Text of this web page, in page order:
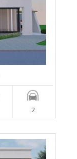
2